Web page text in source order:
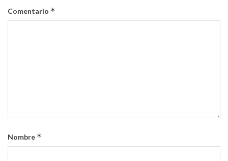
Comentario *
Nombre *